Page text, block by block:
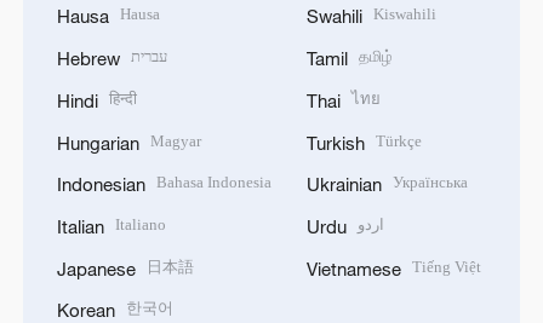
Hausa Hausa
Hebrew עברית
Hindi हिन्दी
Hungarian Magyar
Indonesian Bahasa Indonesia
Italian Italiano
Japanese 日本語
Korean 한국어
Swahili Kiswahili
Tamil தமிழ்
Thai ไทย
Turkish Türkçe
Ukrainian Українська
Urdu اردو
Vietnamese Tiếng Việt